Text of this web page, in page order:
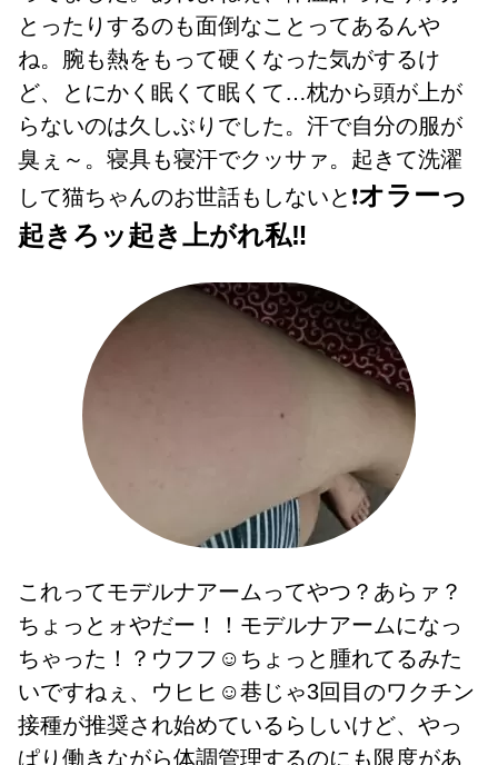
とったりするのも面倒なことってあるんや
ね。腕も熱をもって硬くなった気がするけ
ど、とにかく眠くて眠くて…枕から頭が上が
らないのは久しぶりでした。汗で自分の服が
臭ぇ～。寝具も寝汗でクッサァ。起きて洗濯
して猫ちゃんのお世話もしないと❗オラーっ
起きろッ起き上がれ私‼️
これってモデルナアームってやつ？あらァ？
ちょっとォやだー！！モデルナアームになっ
ちゃった！？ウフフ☺️ちょっと腫れてるみた
いですねぇ、ウヒヒ☺️巷じゃ3回目のワクチン
接種が推奨され始めているらしいけど、やっ
ぱり働きながら体調管理するのにも限度があ